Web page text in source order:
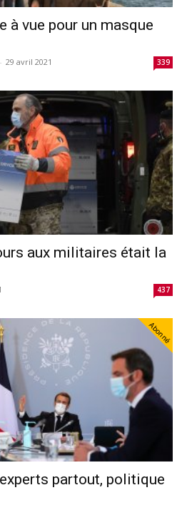
à vue pour un masque
- 29 avril 2021 339
aux militaires était la
437
Abonné
partout, politique